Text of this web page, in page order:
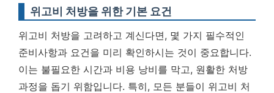
위고비 처방을 위한 기본 요건
위고비 처방을 고려하고 계신다면, 몇 가지 필수적인
준비사항과 요건을 미리 확인하시는 것이 중요합니다.
이는 불필요한 시간과 비용 낭비를 막고, 원활한 처방
과정을 돕기 위함입니다. 특히, 모든 분들이 위고비 처